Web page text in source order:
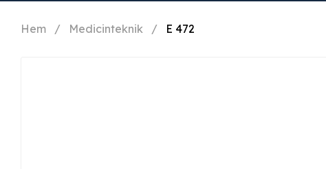
Hem / Medicinteknik / E 472